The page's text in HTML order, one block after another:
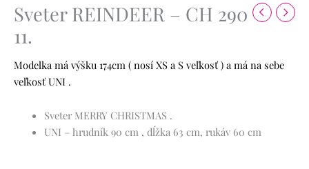
Sveter REINDEER – CH 290
11.
Modelka má výšku 174cm ( nosí XS a S veľkosť ) a má na sebe
veľkosť UNI .
Sveter MERRY CHRISTMAS .
UNI – hrudník 90 cm , dĺžka 63 cm, rukáv 60 cm